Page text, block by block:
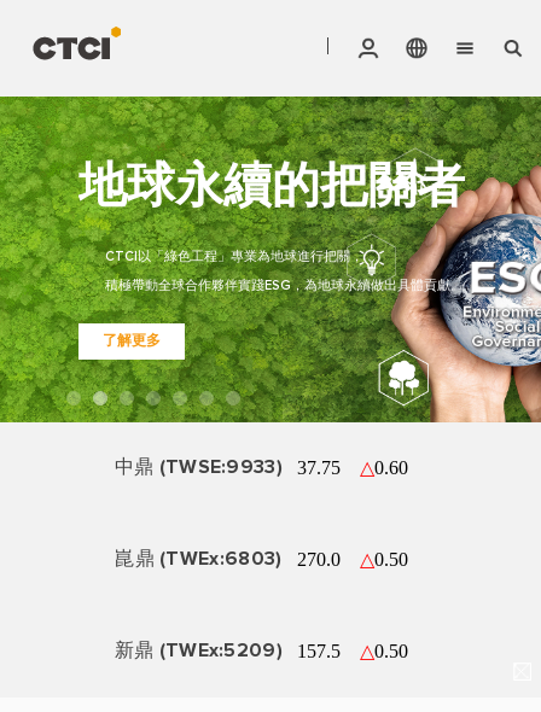
廠商付款查詢系統
集團股務
鼎學網
English
繁體中文
業務領域
服務內容
產品項目
關於CTCI
永續發展
發現信賴
CTCI致力提供全球最值得信賴的工程服務
請跟著我們一起，發現信賴、創造信賴！
地球永續的把關者
CTCI以「綠色工程」專業為地球進行把關，
積極帶動全球合作夥伴實踐ESG，為地球永續做出具體貢獻。
了解更多
CTCI成功打造泰國最
大液化天然氣接收站
NongFab LNG接收站統包工程
了解更多
CTCI成功打造全球最
大陸上模組化建廠工
程
GCGV 110萬噸乙二醇專案
CTCI協助改善全球
暖化問題
美國紐澤西太陽光電電廠開發營運案
CTCI協助台塑穩定
原料供應
FPC 1.4萬噸低溫乙烯儲槽EPC統包工程
CTCI以綠色工程助
力科技發展
打造Vantage Data Centers 在台首座資料中心
中鼎 (TWSE:9933)
崑鼎 (TWEx:6803)
新鼎 (TWEx:5209)